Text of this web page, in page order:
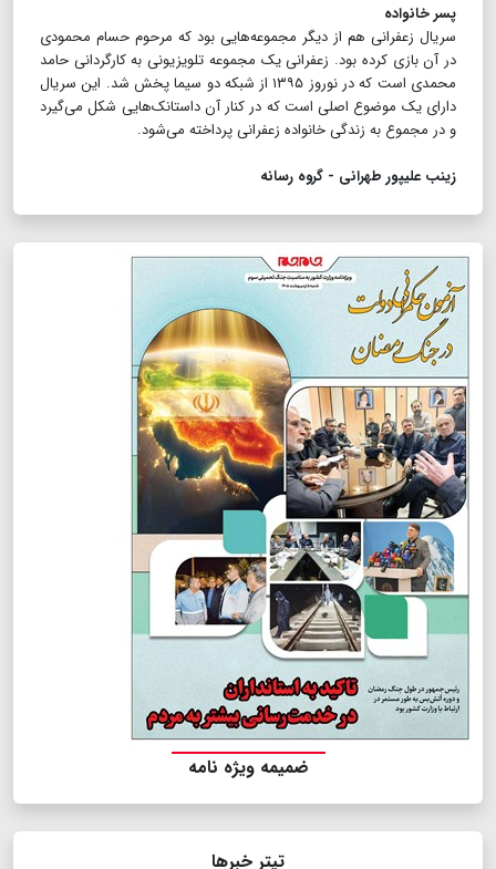
پسر خانواده
سریال زعفرانی هم از دیگر مجموعه‌هایی بود که مرحوم حسام محمودی
در آن بازی کرده بود. زعفرانی یک مجموعه تلویزیونی به کارگردانی حامد
محمدی است که در نوروز ۱۳۹۵ از شبکه دو سیما پخش شد. این سریال
دارای یک موضوع اصلی است که در کنار آن داستانک‌هایی شکل می‌گیرد
و در مجموع به زندگی خانواده زعفرانی پرداخته می‌شود.
زینب علیپور طهرانی - گروه رسانه
ضمیمه ویژه نامه
تیتر خبرها